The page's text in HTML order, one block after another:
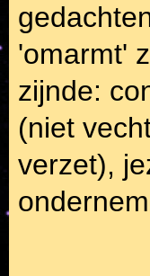
'omarmt'
zijnde:
(niet
verzet),